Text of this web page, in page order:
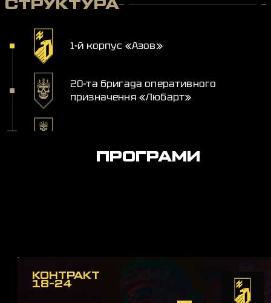
СТРУКТУРА
1-й корпус «Азов»
20-та бригада оперативного
призначення «Любарт»
ПРОГРАМИ
КОНТРАКТ
18-24